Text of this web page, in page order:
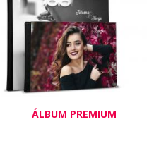
ÁLBUM PREMIUM